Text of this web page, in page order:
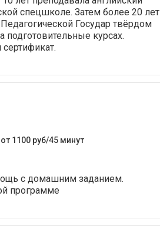
спецшколе. Затем более 20 лет
Государ твёрдом
подготовительные курсах.
от 1100 руб/45 минут
с домашним заданием.
программе